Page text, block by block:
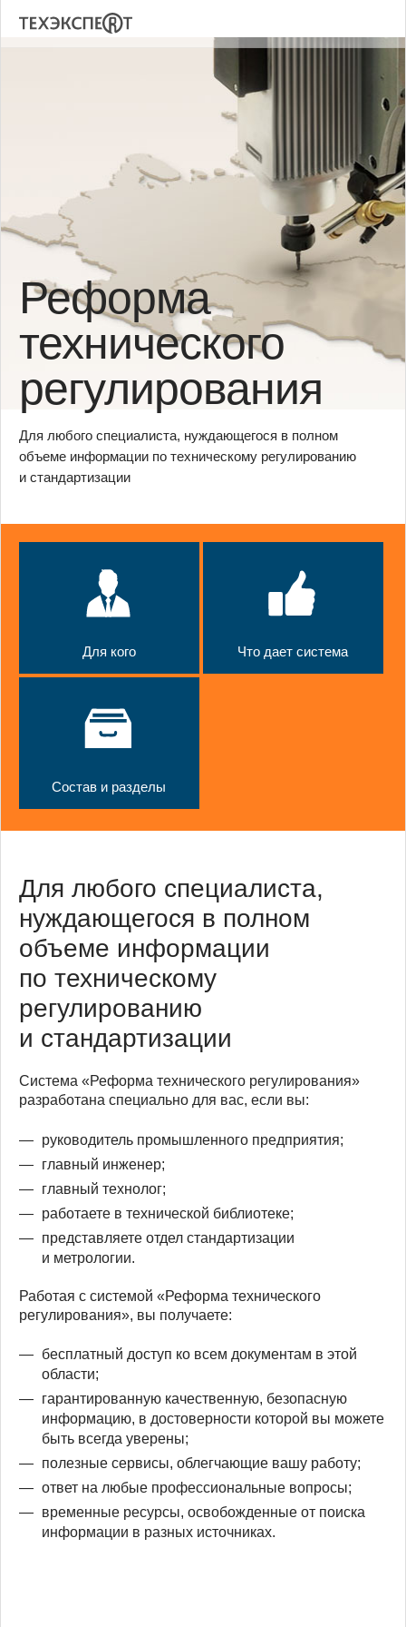
Реформа
технического
регулирования
Для любого специалиста, нуждающегося в полном
объеме информации по техническому регулированию
и стандартизации
Для кого Что дает система
Состав и разделы
Для любого специалиста,
нуждающегося в полном
объеме информации
по техническому
регулированию
и стандартизации
Система «Реформа технического регулирования»
разработана специально для вас, если вы:
руководитель промышленного предприятия;
главный инженер;
главный технолог;
работаете в технической библиотеке;
представляете отдел стандартизации
и метрологии.
Работая с системой «Реформа технического
регулирования», вы получаете:
бесплатный доступ ко всем документам в этой
области;
гарантированную качественную, безопасную
информацию, в достоверности которой вы можете
быть всегда уверены;
полезные сервисы, облегчающие вашу работу;
ответ на любые профессиональные вопросы;
временные ресурсы, освобожденные от поиска
информации в разных источниках.